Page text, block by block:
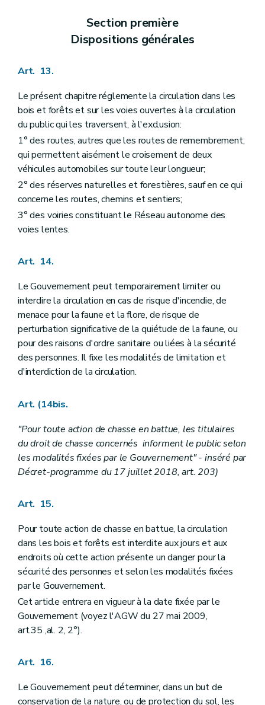
Section première
Dispositions générales
Art. 13.
Le présent chapitre réglemente la circulation dans les
bois et forêts et sur les voies ouvertes à la circulation
du public qui les traversent, à l'exclusion:
1° des routes, autres que les routes de remembrement,
qui permettent aisément le croisement de deux
véhicules automobiles sur toute leur longueur;
2° des réserves naturelles et forestières, sauf en ce qui
concerne les routes, chemins et sentiers;
3° des voiries constituant le Réseau autonome des
voies lentes.
Art. 14.
Le Gouvernement peut temporairement limiter ou
interdire la circulation en cas de risque d'incendie, de
menace pour la faune et la flore, de risque de
perturbation significative de la quiétude de la faune, ou
pour des raisons d'ordre sanitaire ou liées à la sécurité
des personnes. Il fixe les modalités de limitation et
d'interdiction de la circulation.
Art. (14bis.
"Pour toute action de chasse en battue, les titulaires
du droit de chasse concernés informent le public selon
les modalités fixées par le Gouvernement" - inséré par
Décret-programme du 17 juillet 2018, art. 203)
Art. 15.
Pour toute action de chasse en battue, la circulation
dans les bois et forêts est interdite aux jours et aux
endroits où cette action présente un danger pour la
sécurité des personnes et selon les modalités fixées
par le Gouvernement.
Cet article entrera en vigueur à la date fixée par le
Gouvernement (voyez l'AGW du 27 mai 2009,
art.35 ,al. 2, 2°).
Art. 16.
Le Gouvernement peut déterminer, dans un but de
conservation de la nature, ou de protection du sol, les